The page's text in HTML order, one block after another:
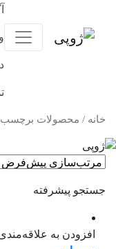
خانه / محصولات برچسب
جستجو پیشرفته
افزودن به